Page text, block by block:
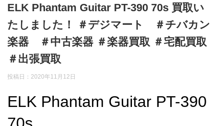
ELK Phantam Guitar PT-390 70s 買取い
たしました！ ＃デジマート ＃チバカン
楽器 ＃中古楽器 ＃楽器買取 ＃宅配買取
＃出張買取
投稿日： 2020年11月12日
ELK Phantam Guitar PT-390